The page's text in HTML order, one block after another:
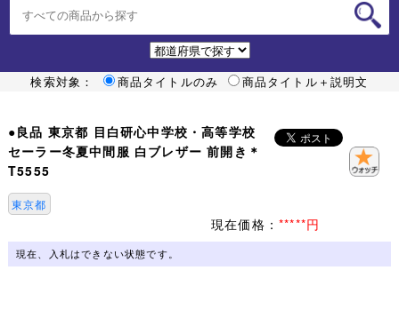
検索対象： 商品タイトルのみ 商品タイトル＋説明文
●良品 東京都 目白研心中学校・高等学校
セーラー冬夏中間服 白ブレザー 前開き＊
T5555
東京都
現在価格： *****円
現在、入札はできない状態です。